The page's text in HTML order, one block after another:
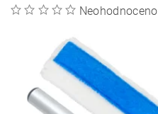
Neohodnoceno